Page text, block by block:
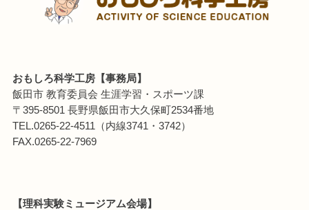
おもしろ科学工房【事務局】
飯田市 教育委員会 生涯学習・スポーツ課
〒395-8501 長野県飯田市大久保町2534番地
TEL.0265-22-4511（内線3741・3742）
FAX.0265-22-7969
【理科実験ミュージアム会場】